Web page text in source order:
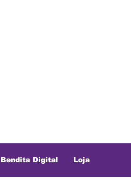
Bendita Digital Loja